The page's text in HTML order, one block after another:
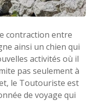
contraction entre
ainsi un chien qui
activités où il
pas seulement à
le Toutouriste est
de voyage qui